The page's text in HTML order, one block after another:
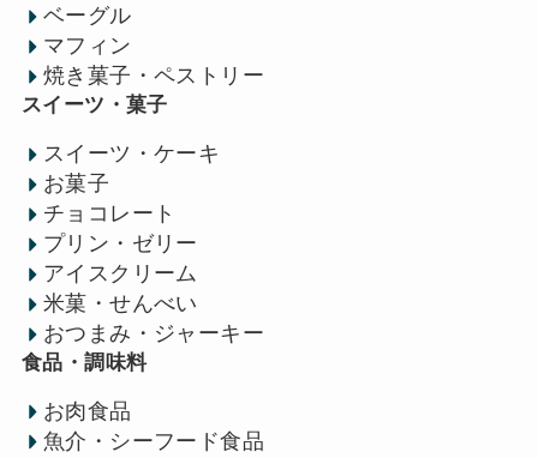
ベーグル
マフィン
焼き菓子・ペストリー
スイーツ・菓子
スイーツ・ケーキ
お菓子
チョコレート
プリン・ゼリー
アイスクリーム
米菓・せんべい
おつまみ・ジャーキー
食品・調味料
お肉食品
魚介・シーフード食品